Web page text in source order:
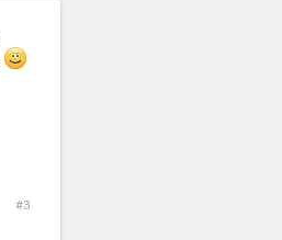
#3